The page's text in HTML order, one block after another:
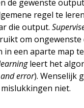
de gewenste
regel te
die output.
om ongewenste
in een aparte map
leert het
error). Wenselijk
niet.